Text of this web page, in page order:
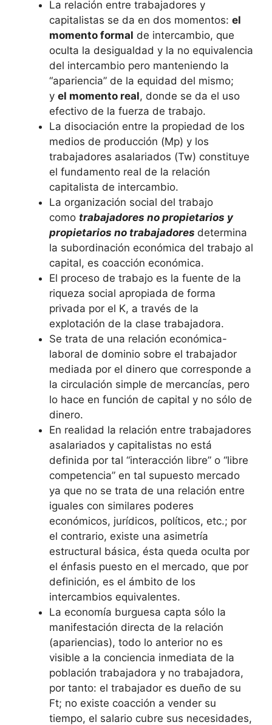
La relación entre trabajadores y
capitalistas se da en dos momentos: el
momento formal de intercambio, que
oculta la desigualdad y la no equivalencia
del intercambio pero manteniendo la
“apariencia” de la equidad del mismo;
y el momento real, donde se da el uso
efectivo de la fuerza de trabajo.
La disociación entre la propiedad de los
medios de producción (Mp) y los
trabajadores asalariados (Tw) constituye
el fundamento real de la relación
capitalista de intercambio.
La organización social del trabajo
como trabajadores no propietarios y
propietarios no trabajadores determina
la subordinación económica del trabajo al
capital, es coacción económica.
El proceso de trabajo es la fuente de la
riqueza social apropiada de forma
privada por el K, a través de la
explotación de la clase trabajadora.
Se trata de una relación económica-
laboral de dominio sobre el trabajador
mediada por el dinero que corresponde a
la circulación simple de mercancías, pero
lo hace en función de capital y no sólo de
dinero.
En realidad la relación entre trabajadores
asalariados y capitalistas no está
definida por tal “interacción libre” o “libre
competencia” en tal supuesto mercado
ya que no se trata de una relación entre
iguales con similares poderes
económicos, jurídicos, políticos, etc.; por
el contrario, existe una asimetría
estructural básica, ésta queda oculta por
el énfasis puesto en el mercado, que por
definición, es el ámbito de los
intercambios equivalentes.
La economía burguesa capta sólo la
manifestación directa de la relación
(apariencias), todo lo anterior no es
visible a la conciencia inmediata de la
población trabajadora y no trabajadora,
por tanto: el trabajador es dueño de su
Ft; no existe coacción a vender su
tiempo, el salario cubre sus necesidades,